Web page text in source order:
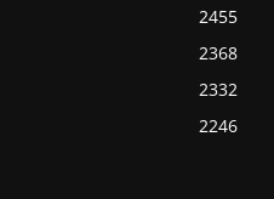
2455
2368
2332
2246